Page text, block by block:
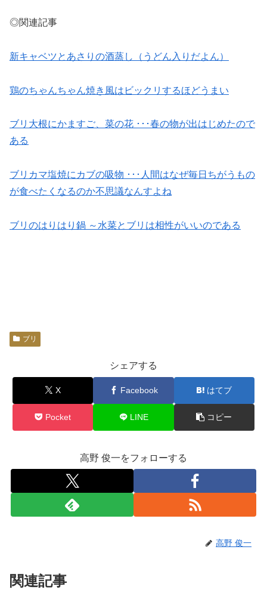
◎関連記事
新キャベツとあさりの酒蒸し（うどん入りだよん）
鶏のちゃんちゃん焼き風はビックリするほどうまい
ブリ大根にかますご、菜の花 ･･･春の物が出はじめたので
ある
ブリカマ塩焼にカブの吸物 ･･･人間はなぜ毎日ちがうもの
が食べたくなるのか不思議なんすよね
ブリのはりはり鍋 ～水菜とブリは相性がいいのである
ブリ
シェアする
X Facebook はてブ
Pocket LINE コピー
高野 俊一をフォローする
高野 俊一
関連記事